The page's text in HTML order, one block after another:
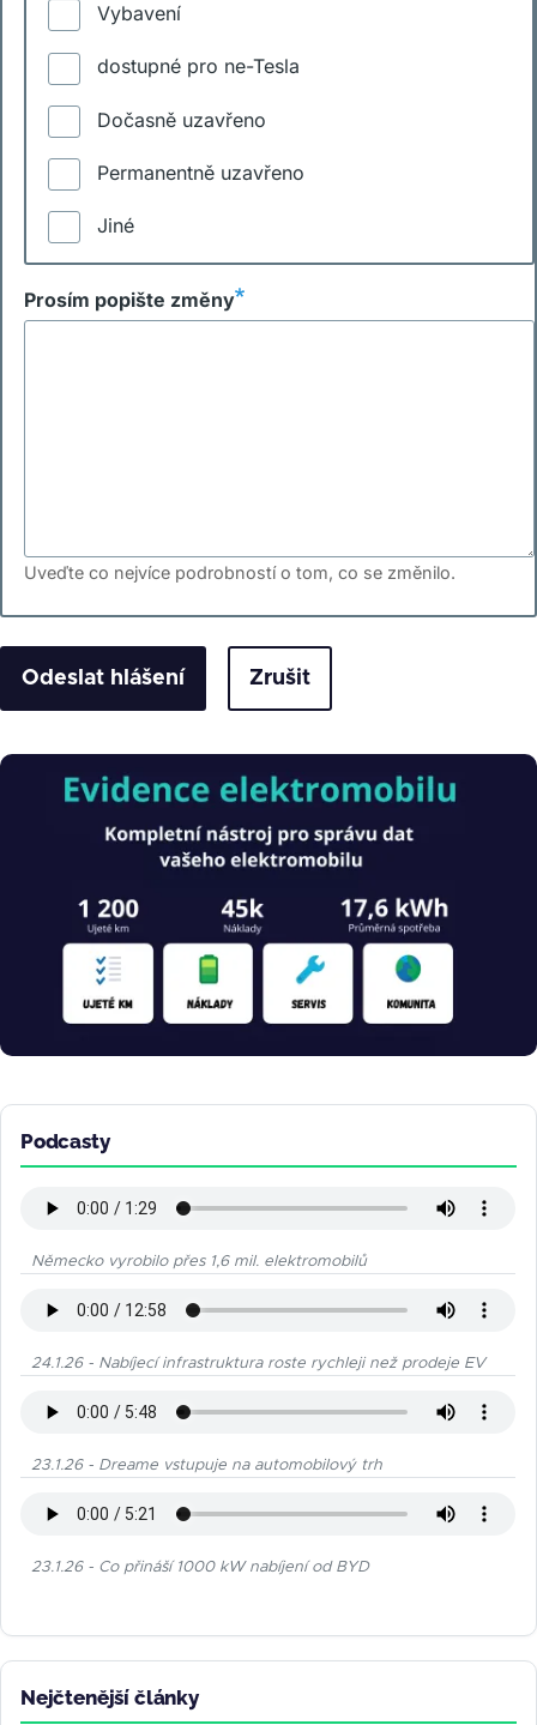
Vybavení
dostupné pro ne-Tesla
Dočasně uzavřeno
Permanentně uzavřeno
Jiné
Prosím popište změny
Uveďte co nejvíce podrobností o tom, co se změnilo.
Zrušit
Obrázek
Podcasty
Německo vyrobilo přes 1,6 mil. elektromobilů
24.1.26 - Nabíjecí infrastruktura roste rychleji než prodeje EV
23.1.26 - Dreame vstupuje na automobilový trh
23.1.26 - Co přináší 1000 kW nabíjení od BYD
Nejčtenější články